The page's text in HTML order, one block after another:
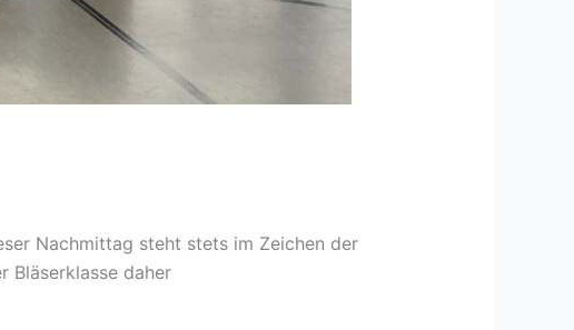
Nachmittag steht stets im Zeichen der
Bläserklasse daher